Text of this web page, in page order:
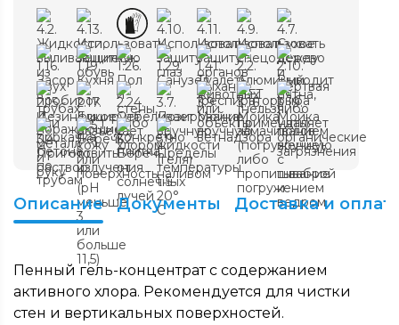
Описание Документы Доставка и
Пенный гель-концентрат с содержанием
активного хлора. Рекомендуется для чистки
стен и вертикальных поверхностей.